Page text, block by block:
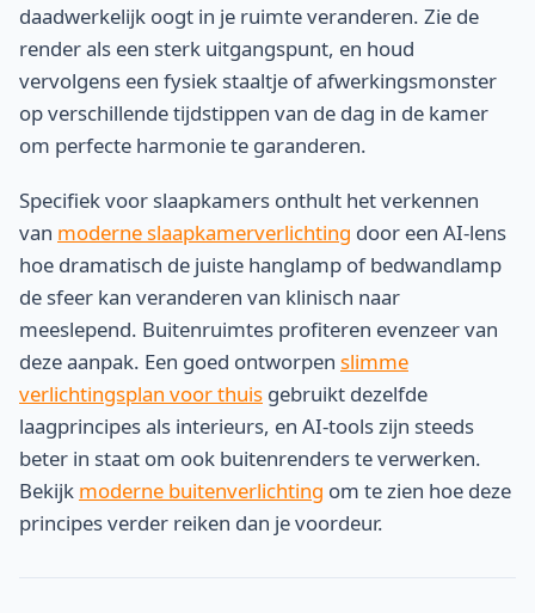
daadwerkelijk oogt in je ruimte veranderen. Zie de
render als een sterk uitgangspunt, en houd
vervolgens een fysiek staaltje of afwerkingsmonster
op verschillende tijdstippen van de dag in de kamer
om perfecte harmonie te garanderen.
Specifiek voor slaapkamers onthult het verkennen
van moderne slaapkamerverlichting door een AI-lens
hoe dramatisch de juiste hanglamp of bedwandlamp
de sfeer kan veranderen van klinisch naar
meeslepend. Buitenruimtes profiteren evenzeer van
deze aanpak. Een goed ontworpen slimme
verlichtingsplan voor thuis gebruikt dezelfde
laagprincipes als interieurs, en AI-tools zijn steeds
beter in staat om ook buitenrenders te verwerken.
Bekijk moderne buitenverlichting om te zien hoe deze
principes verder reiken dan je voordeur.